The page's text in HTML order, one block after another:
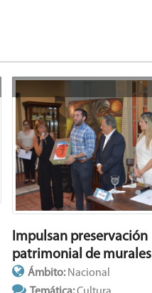
Impulsan preservación
patrimonial de murales
Ámbito: Nacional